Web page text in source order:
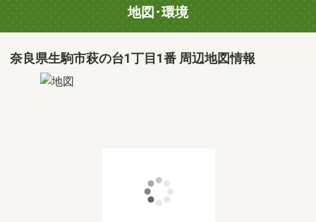
地図･環境
奈良県生駒市萩の台1丁目1番 周辺地図情報